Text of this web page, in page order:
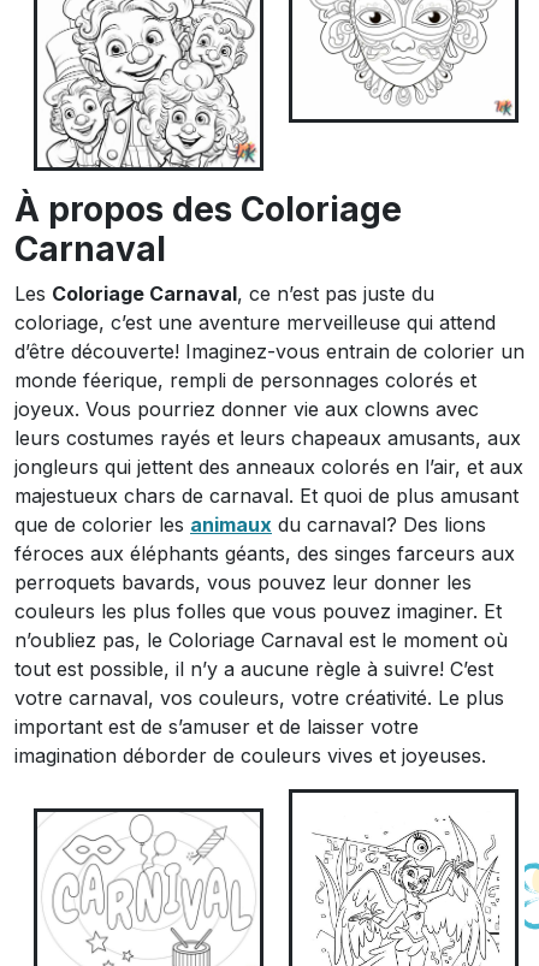
À propos des Coloriage
Carnaval
Les Coloriage Carnaval, ce n’est pas juste du
coloriage, c’est une aventure merveilleuse qui attend
d’être découverte! Imaginez-vous entrain de colorier un
monde féerique, rempli de personnages colorés et
joyeux. Vous pourriez donner vie aux clowns avec
leurs costumes rayés et leurs chapeaux amusants, aux
jongleurs qui jettent des anneaux colorés en l’air, et aux
majestueux chars de carnaval. Et quoi de plus amusant
que de colorier les animaux du carnaval? Des lions
féroces aux éléphants géants, des singes farceurs aux
perroquets bavards, vous pouvez leur donner les
couleurs les plus folles que vous pouvez imaginer. Et
n’oubliez pas, le Coloriage Carnaval est le moment où
tout est possible, il n’y a aucune règle à suivre! C’est
votre carnaval, vos couleurs, votre créativité. Le plus
important est de s’amuser et de laisser votre
imagination déborder de couleurs vives et joyeuses.